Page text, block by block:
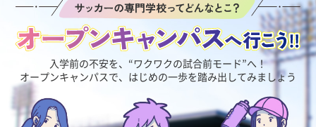
入学前の不安を、“ワクワクの試合前モード”へ！
オープンキャンパスで、はじめの一歩を踏み出してみましょう